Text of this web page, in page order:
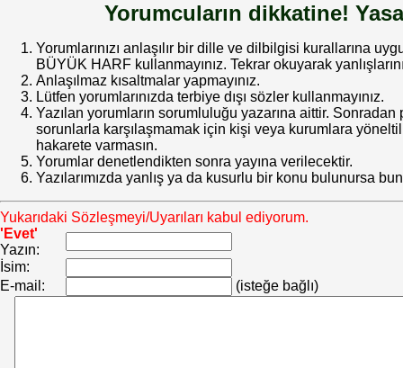
Yorumcuların dikkatine!
Yorumlarınızı anlaşılır bir dille ve dilbilgisi kurallarına
BÜYÜK HARF kullanmayınız. Tekrar okuyarak
Anlaşılmaz kısaltmalar yapmayınız.
Lütfen yorumlarınızda terbiye dışı sözler kullanmayınız.
Yazılan yorumların sorumluluğu yazarına aittir.
sorunlarla karşılaşmamak için kişi veya kurumlara
hakarete varmasın.
Yorumlar denetlendikten sonra yayına verilecektir.
Yazılarımızda yanlış ya da kusurlu bir konu bulunursa
Yukarıdaki Sözleşmeyi/Uyarıları kabul ediyorum.
'Evet'
Yazın:
İsim:
E-mail:
(isteğe bağlı)